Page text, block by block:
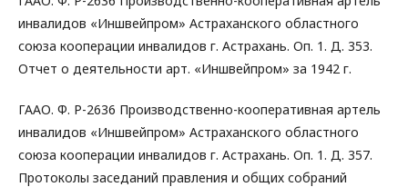
инвалидов «Иншвейпром» Астраханского областного
союза кооперации инвалидов г. Астрахань. Оп. 1. Д. 353.
Отчет о деятельности арт. «Иншвейпром» за 1942 г.
ГААО. Ф. Р-2636 Производственно-кооперативная артель
инвалидов «Иншвейпром» Астраханского областного
союза кооперации инвалидов г. Астрахань. Оп. 1. Д. 357.
Протоколы заседаний правления и общих собраний